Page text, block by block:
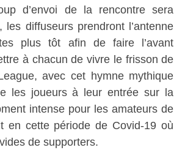
d’envoi de la rencontre sera
les diffuseurs prendront l’antenne
plus tôt afin de faire l’avant
à chacun de vivre le frisson de
avec cet hymne mythique
les joueurs à leur entrée sur la
intense pour les amateurs de
en cette période de Covid-19 où
de supporters.